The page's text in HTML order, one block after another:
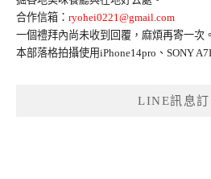
合作信箱： ryohei0221@gmail.com
一個禮拜內尚未收到回覆，麻煩再寄一次。
本部落格拍攝使用iPhone14pro、SONY
LINE訊息訂